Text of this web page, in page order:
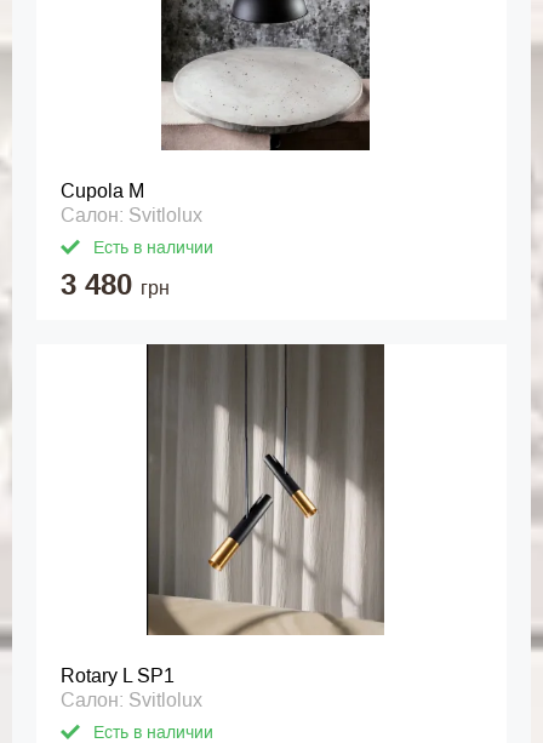
Cupola M
Салон: Svitlolux
Есть в наличии
3 480 грн
Rotary L SP1
Салон: Svitlolux
Есть в наличии